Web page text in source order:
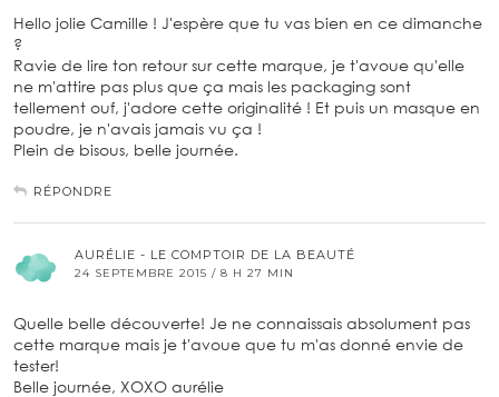
Hello jolie Camille ! J'espère que tu vas bien en ce dimanche
?
Ravie de lire ton retour sur cette marque, je t'avoue qu'elle
ne m'attire pas plus que ça mais les packaging sont
tellement ouf, j'adore cette originalité ! Et puis un masque en
poudre, je n'avais jamais vu ça !
Plein de bisous, belle journée.
RÉPONDRE
AURÉLIE - LE COMPTOIR DE LA BEAUTÉ
24 SEPTEMBRE 2015 / 8 H 27 MIN
Quelle belle découverte! Je ne connaissais absolument pas
cette marque mais je t'avoue que tu m'as donné envie de
tester!
Belle journée, XOXO aurélie